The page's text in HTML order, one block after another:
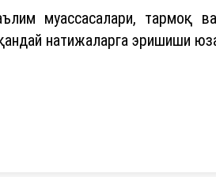
натижаларга эришиши